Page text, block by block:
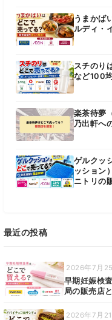
うまかば
ルディ・
スチのり
など100
楽茶待夢
乃出軒へ
ゲルクッ
ッション
ニトリの
最近の投稿
2026年7月
早期妊娠検
局の販売店
2026年7月21